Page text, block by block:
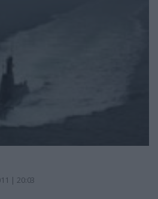
| 20:03